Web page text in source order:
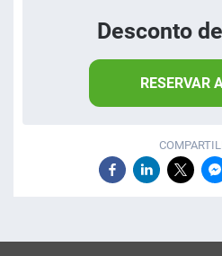
Desconto
RESERVAR